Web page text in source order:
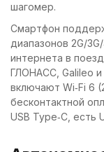
шагомер.
Смартфон
диапазонов 2G/
интернета в
ГЛОНАСС, Galileo
включают Wi‑Fi 6
бесконтактной
USB Type‑C, есть